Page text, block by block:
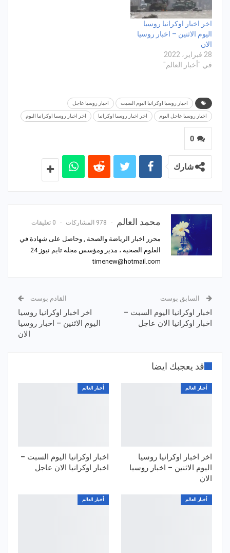
اخر اخبار اوكرانيا روسيا
اليوم الاثنين – اخبار روسيا
الان
28 فبراير، 2022
في "أخبار العالم"
اخبار روسيا اوكرانيا اليوم السبت اخبار روسيا عاجل
اخبار روسيا عاجل اليوم اخر اخبار روسيا اوكرانيا اخر اخبار روسيا اوكرانيا اليوم
0
شارك
محمد العالم 978 المشاركات 0 تعليقات
محرر اخبار الرياضة والصحة , وحاصل على شهادة في
العلوم الصحية ، مدير ومؤسس مجلة تايم نيوز 24
timenew@hotmail.com
السابق بوست
اخبار اوكرانيا اليوم السبت –
اخبار اوكرانيا الان عاجل
القادم بوست
اخر اخبار اوكرانيا روسيا
اليوم الاثنين – اخبار روسيا
الان
قد يعجبك ايضا
أخبار العالم
اخر اخبار اوكرانيا روسيا
اليوم الاثنين – اخبار روسيا
الان
أخبار العالم
اخبار اوكرانيا اليوم السبت –
اخبار اوكرانيا الان عاجل
أخبار العالم أخبار العالم